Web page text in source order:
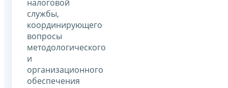
налоговой
службы,
координирующего
вопросы
методологического
и
организационного
обеспечения